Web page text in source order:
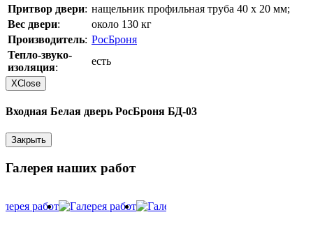
Притвор двери: нащельник профильная труба 40 х 20 мм;
Вес двери:
около 130 кг
Производитель: РосБроня
Тепло-звуко-
изоляция:
есть
XClose
Входная Белая дверь РосБроня БД-03
Закрыть
Галерея наших работ